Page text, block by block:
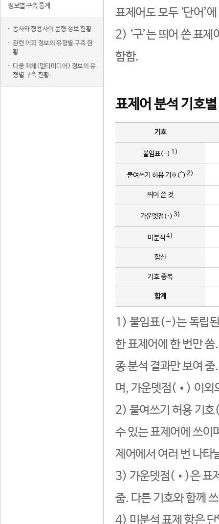
정보별 구축 통계
동사와 형용사의 문형 정보 현황
관련 어휘 정보의 유형별 구축 현
황
다중 매체(멀티미디어) 정보의 유
형별 구축 현황
표제어도 모두 ‘단어’
2) ‘구’는 띄어 쓴 표
함함.
표제어 분석 기호
기호
붙임표(-) 1)
붙여쓰기 허용 기호(^) 2)
띄어 쓴 것
가운뎃점(·) 3)
미분석 4)
합산
기호 중복
합계
1) 붙임표(-)는 독립된
한 표제어에 한 번만
종 분석 결과만 보여
며, 가운뎃점(•) 이외
2) 붙여쓰기 허용 기호
수 있는 표제어에 쓰이
제어에서 여러 번 나타
3) 가운뎃점(•)은 표
줌. 다른 기호와 함께
4) 미분석 표제 항은